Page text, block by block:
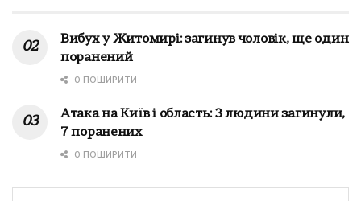
Вибух у Житомирі: загинув чоловік, ще один
поранений
0 ПОШИРИТИ
Атака на Київ і область: 3 людини загинули,
7 поранених
0 ПОШИРИТИ